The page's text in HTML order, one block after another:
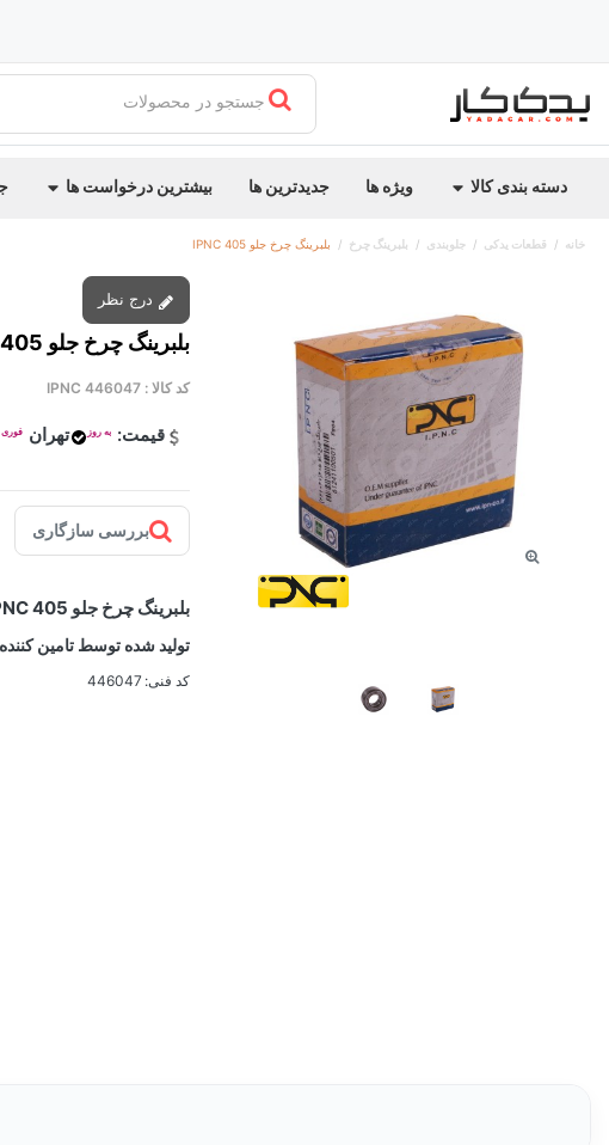
جستجو در محصولات
دسته بندی کالا ویژه ها جدیدترین ها بیشترین درخواست ها
خانه قطعات یدکی جلوبندی بلبرینگ چرخ بلبرینگ چرخ جلو 405 IPNC
بلبرینگ چرخ جلو 405 IPNC
کد کالا : IPNC 446047
قیمت: به روز تهران
بررسی سازگاری
بلبرینگ چرخ جلو 405 IPNC
تولید شده توسط تامین
کد فنی: 446047